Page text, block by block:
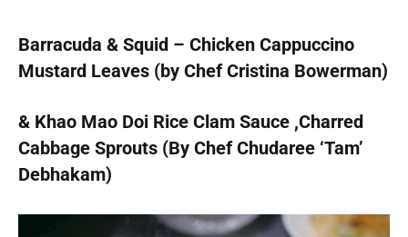
Barracuda & Squid – Chicken Cappuccino
Mustard Leaves (by Chef Cristina Bowerman)
& Khao Mao Doi Rice Clam Sauce ,Charred
Cabbage Sprouts (By Chef Chudaree ‘Tam’
Debhakam)